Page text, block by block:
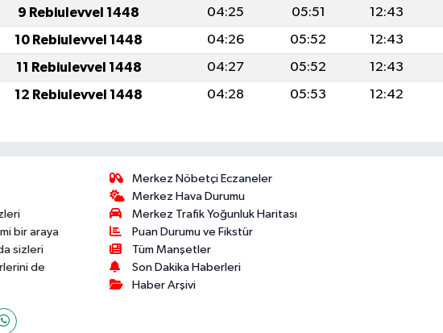
9 Rebiulevvel 1448 04:25 05:51 12:43
10 Rebiulevvel 1448 04:26 05:52 12:43
11 Rebiulevvel 1448 04:27 05:52 12:43
12 Rebiulevvel 1448 04:28 05:53 12:42
bir araya
sizleri
de
Merkez Nöbetçi Eczaneler
Merkez Hava Durumu
Merkez Trafik Yoğunluk Haritası
Puan Durumu ve Fikstür
Tüm Manşetler
Son Dakika Haberleri
Haber Arşivi